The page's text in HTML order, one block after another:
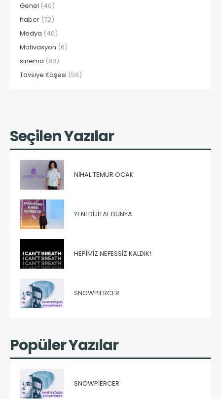
Genel (40)
haber (72)
Medya (40)
Motivasyon (6)
sinema (80)
Tavsiye Köşesi (59)
Seçilen Yazılar
NIHAL TEMUR OCAK
YENI DIJITAL DÜNYA
HEPIMIZ NEFESSIZ KALDIK!
SNOWPIERCER
Popüler Yazılar
SNOWPIERCER